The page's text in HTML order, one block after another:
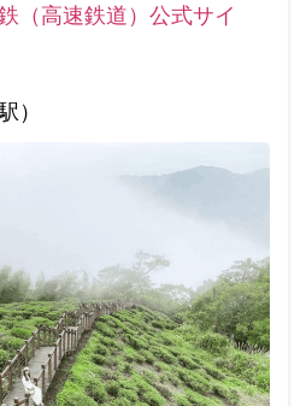
（高速鉄道）公式サイ
）